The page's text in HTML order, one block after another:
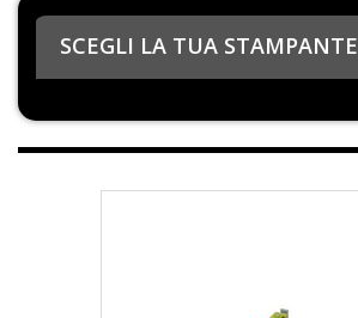
SCEGLI LA TUA STAMPANTE